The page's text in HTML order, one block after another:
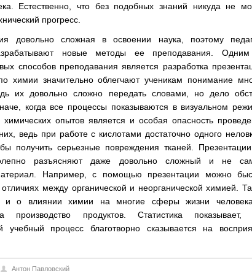
Естественно, что без подобных знаний никуда не
прогресс.
довольно сложная в освоении наука, поэтому
новые методы ее преподавания.
способов преподавания является разработка
химии значительно облегчают ученикам понимание
их довольно сложно передать словами, но дело
когда все процессы показываются в визуальном
опытов является и особая опасность
ведь при работе с кислотами достаточно одного
получить серьезные повреждения тканей.
разъясняют даже довольно сложный и не
Например, с помощью презентации можно
отличиях между органической и неорганической химией.
и о влиянии химии на многие сферы жизни
производство продуктов. Статистика показывает,
учебный процесс благотворно сказывается на
Антон Павловский